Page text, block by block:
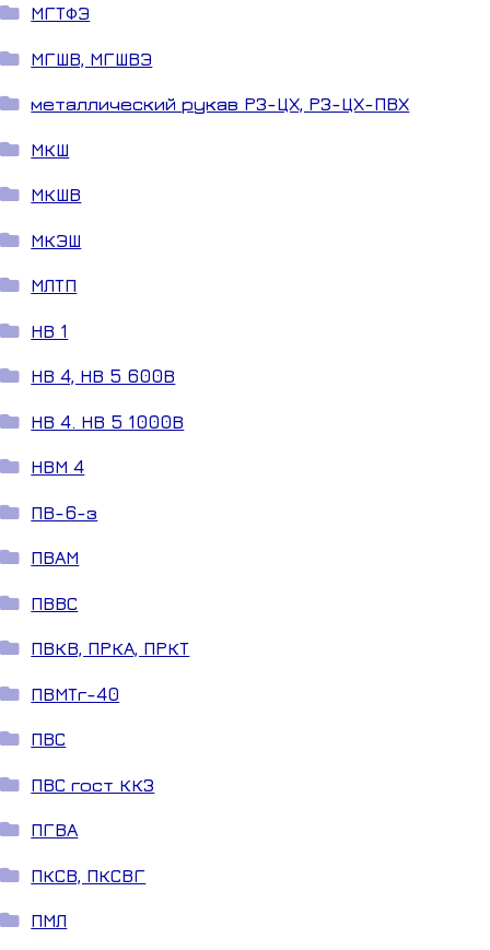
МГТФЭ
МГШВ, МГШВЭ
металлический рукав РЗ-ЦХ, РЗ-ЦХ-ПВХ
МКШ
МКШВ
МКЭШ
МЛТП
НВ 1
НВ 4, НВ 5 600В
НВ 4. НВ 5 1000В
НВМ 4
ПВ-6-з
ПВАМ
ПВВС
ПВКВ, ПРКА, ПРКТ
ПВМТг-40
ПВС
ПВС гост ККЗ
ПГВА
ПКСВ, ПКСВГ
ПМЛ